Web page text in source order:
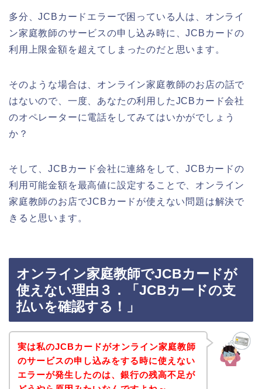
多分、JCBカードエラーで困っている人は、オンライ
ン家庭教師のサービスの申し込み時に、JCBカードの
利用上限金額を超えてしまったのだと思います。
そのような場合は、オンライン家庭教師のお店の話で
はないので、一度、あなたの利用したJCBカード会社
のオペレーターに電話をしてみてはいかがでしょう
か？
そして、JCBカード会社に連絡をして、JCBカードの
利用可能金額を最高値に設定することで、オンライン
家庭教師のお店でJCBカードが使えない問題は解決で
きると思います。
オンライン家庭教師でJCBカードが
使えない理由３．「JCBカードの支
払いを確認する！」
実は私のJCBカードがオンライン家庭教師
のサービスの申し込みをする時に使えない
エラーが発生したのは、銀行の残高不足が